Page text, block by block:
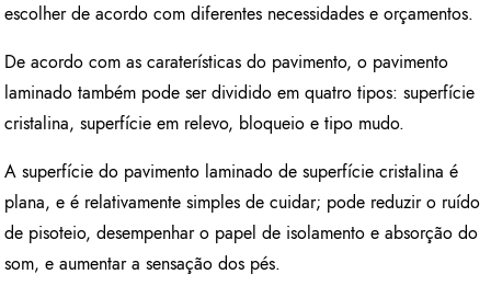
escolher de acordo com diferentes necessidades e orçamentos.
De acordo com as caraterísticas do pavimento, o pavimento
laminado também pode ser dividido em quatro tipos: superfície
cristalina, superfície em relevo, bloqueio e tipo mudo.
A superfície do pavimento laminado de superfície cristalina é
plana, e é relativamente simples de cuidar; pode reduzir o ruído
de pisoteio, desempenhar o papel de isolamento e absorção do
som, e aumentar a sensação dos pés.